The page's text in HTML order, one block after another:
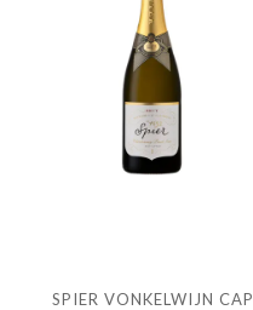
SPIER VONKELWIJN CAP